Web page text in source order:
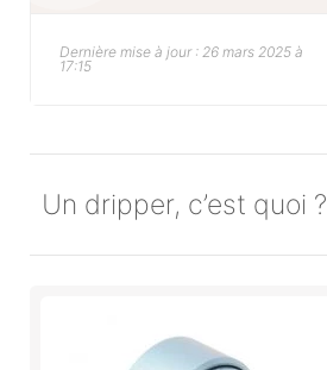
Dernière mise à jour : 26 mars 2025 à
17:15
Un dripper, c’est quoi ?